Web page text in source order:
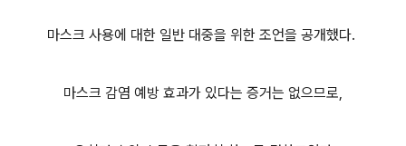
마스크 사용에 대한 일반 대중을 위한 조언을 공개했다.
마스크 감염 예방 효과가 있다는 증거는 없으므로,